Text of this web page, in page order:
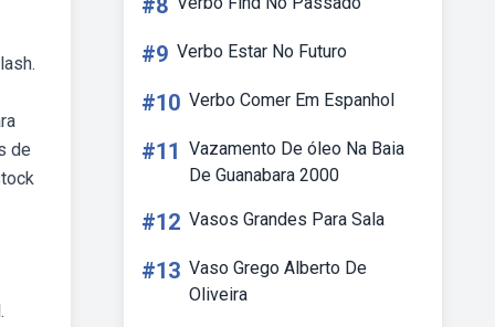
de
#8
#9 Verbo Estar No Futuro
#10 Verbo Comer Em Espanhol
#11 Vazamento De óleo Na Baia
De Guanabara 2000
#12 Vasos Grandes Para Sala
#13 Vaso Grego Alberto De
Oliveira